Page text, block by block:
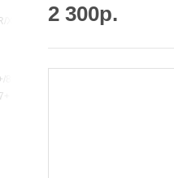
Max
2 300р.